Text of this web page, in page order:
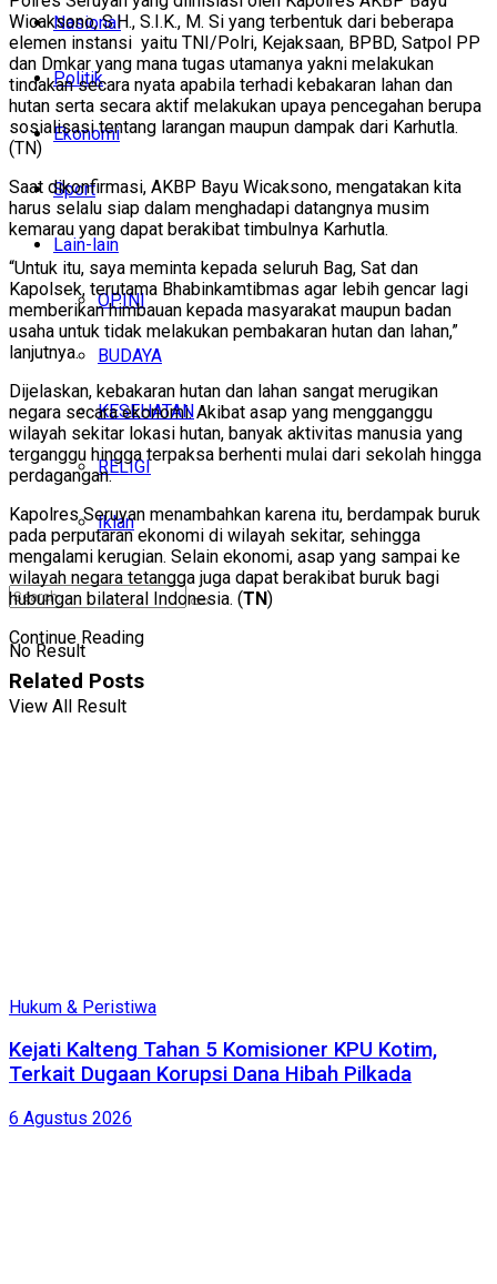
Nasional
Politik
Ekonomi
Sport
Lain-lain
OPINI
BUDAYA
KESEHATAN
RELIGI
Iklan
No Result
View All Result
Wicaksono, S.H., S.I.K., M. Si yang terbentuk dari beberapa
elemen instansi yaitu TNI/Polri, Kejaksaan, BPBD, Satpol PP
dan Dmkar yang mana tugas utamanya yakni melakukan
tindakan secara nyata apabila terhadi kebakaran lahan dan
hutan serta secara aktif melakukan upaya pencegahan berupa
sosialisasi tentang larangan maupun dampak dari Karhutla.
(TN)
Saat dikonfirmasi, AKBP Bayu Wicaksono, mengatakan kita
harus selalu siap dalam menghadapi datangnya musim
kemarau yang dapat berakibat timbulnya Karhutla.
“Untuk itu, saya meminta kepada seluruh Bag, Sat dan
Kapolsek, terutama Bhabinkamtibmas agar lebih gencar lagi
memberikan himbauan kepada masyarakat maupun badan
usaha untuk tidak melakukan pembakaran hutan dan lahan,”
lanjutnya.
Dijelaskan, kebakaran hutan dan lahan sangat merugikan
negara secara ekonomi. Akibat asap yang mengganggu
wilayah sekitar lokasi hutan, banyak aktivitas manusia yang
terganggu hingga terpaksa berhenti mulai dari sekolah hingga
perdagangan.
Kapolres Seruyan menambahkan karena itu, berdampak buruk
pada perputaran ekonomi di wilayah sekitar, sehingga
mengalami kerugian. Selain ekonomi, asap yang sampai ke
wilayah negara tetangga juga dapat berakibat buruk bagi
hubungan bilateral Indonesia. (TN)
Continue Reading
Related Posts
Hukum & Peristiwa
Kejati Kalteng Tahan 5 Komisioner KPU Kotim,
Terkait Dugaan Korupsi Dana Hibah Pilkada
6 Agustus 2026